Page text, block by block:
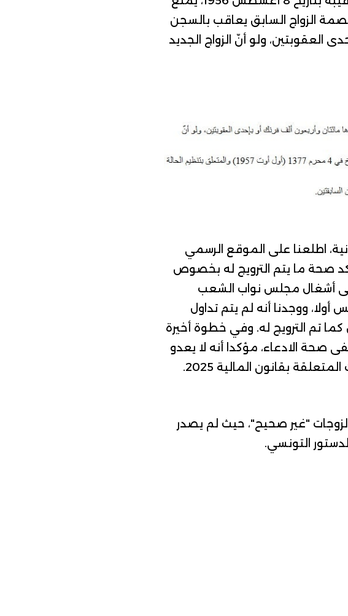
الزواج السابق يعاقب بالسجن
العقوبتين، ولو أنّ الزواج الجديد
اطلعنا على الموقع الرسمي
صحة ما يتم الترويج له بخصوص
أشغال مجلس نواب الشعب
ووجدنا أنه لم يتم تداول
تم الترويج له. وفي خطوة أخيرة
الادعاء، مؤكدا أنه لا يعدو
بقانون المالية 2025.
"غير صحيح"، حيث لم يصدر
التونسي.